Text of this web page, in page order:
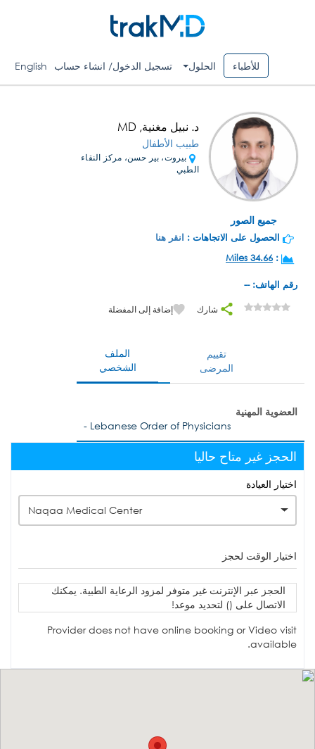
للأطباء الحلول تسجيل الدخول/ انشاء حساب English
جميع الصور
د. نبيل مغنية, MD
طبيب الأطفال
بيروت، بير حسن، مركز النقاء
الطبي
الحصول على الاتجاهات : انقر هنا
:
34.66 Miles
رقم الهاتف: --
شارك إضافة إلى المفضلة
الملف
الشخصي
تقييم
المرضى
العضوية المهنية
- Lebanese Order of Physicians
الحجز غير متاح حاليا
اختيار العيادة
Naqaa Medical Center
اختيار الوقت لحجز
الحجز عبر الإنترنت غير متوفر لمزود الرعاية الطبية. يمكنك
الاتصال على () لتحديد موعد!
Provider does not have online booking or Video visit
available.